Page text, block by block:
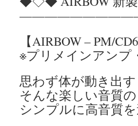
【AIRBOW – PM/
※プリメインアンプ
思わず体が動き出す
そんな楽しい音質
シンプルに高音質